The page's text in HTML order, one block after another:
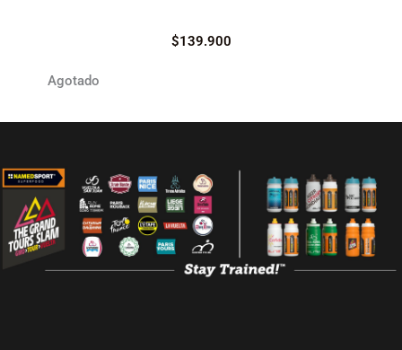
$139.900
Agotado